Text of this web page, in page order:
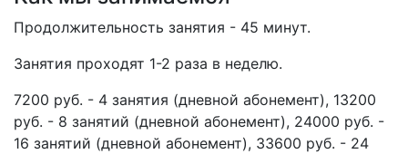
Продолжительность занятия - 45 минут.
Занятия проходят 1-2 раза в неделю.
7200 руб. - 4 занятия (дневной абонемент), 13200
руб. - 8 занятий (дневной абонемент), 24000 руб. -
16 занятий (дневной абонемент), 33600 руб. - 24